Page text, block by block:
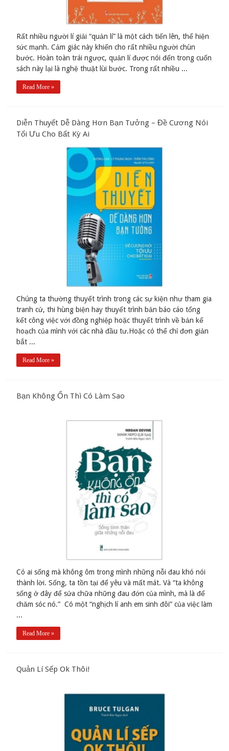
Rất nhiều người lí giải “quản lí” là một cách tiến lên, thể hiện
sức mạnh. Cảm giác này khiến cho rất nhiều người chùn
bước. Hoàn toàn trái ngược, quản lí được nói đến trong cuốn
sách này lại là nghệ thuật lùi bước. Trong rất nhiều ...
Read More »
Diễn Thuyết Dễ Dàng Hơn Bạn Tưởng – Đề Cương Nói
Tối Ưu Cho Bất Kỳ Ai
Chúng ta thường thuyết trình trong các sự kiện như tham gia
tranh cử, thi hùng biện hay thuyết trình bản báo cáo tổng
kết công việc với đồng nghiệp hoặc thuyết trình về bản kế
hoạch của mình với các nhà đầu tư.Hoặc có thể chỉ đơn giản
bắt ...
Read More »
Bạn Không Ổn Thì Có Làm Sao
Có ai sống mà không ôm trong mình những nỗi đau khó nói
thành lời. Sống, ta tồn tại để yêu và mất mát. Và “ta không
sống ở đây để sửa chữa những đau đớn của mình, mà là để
chăm sóc nó.” Có một “nghịch lí anh em sinh đôi” của việc làm
...
Read More »
Quản Lí Sếp Ok Thôi!